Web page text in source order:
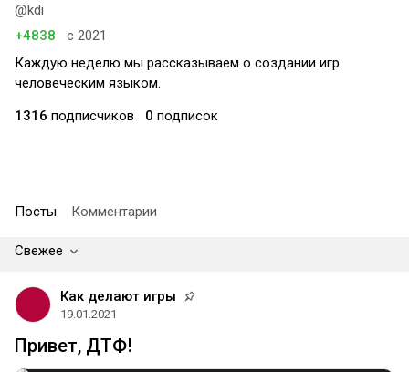
@kdi
+4838
с 2021
Каждую неделю мы рассказываем о создании игр
человеческим языком.
1316 подписчиков 0 подписок
Посты Комментарии
Свежее
Как делают игры
19.01.2021
Привет, ДТФ!